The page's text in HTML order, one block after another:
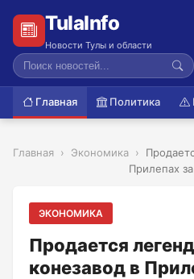
TulaInfo
Новости Тулы и области
Главная Политика
Главная Экономика
Прилепах
ЭКОНОМИКА
Продается
конезавод в